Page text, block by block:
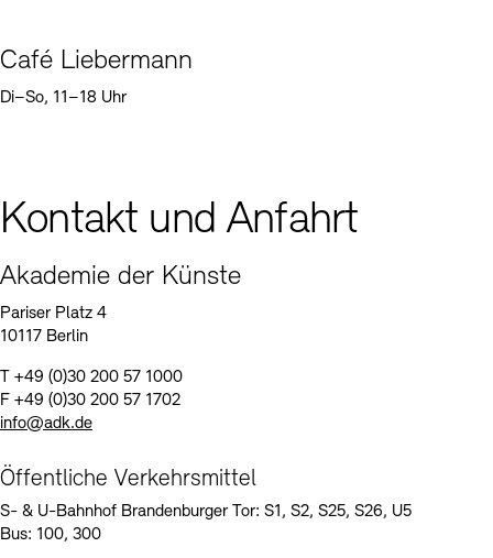
Café Liebermann
Di–So, 11–18 Uhr
Kontakt und Anfahrt
Akademie der Künste
Pariser Platz 4
10117 Berlin
T +49 (0)30 200 57 1000
F +49 (0)30 200 57 1702
info@adk.de
Öffentliche Verkehrsmittel
S- & U-Bahnhof Brandenburger Tor: S1, S2, S25, S26, U5
Bus: 100, 300